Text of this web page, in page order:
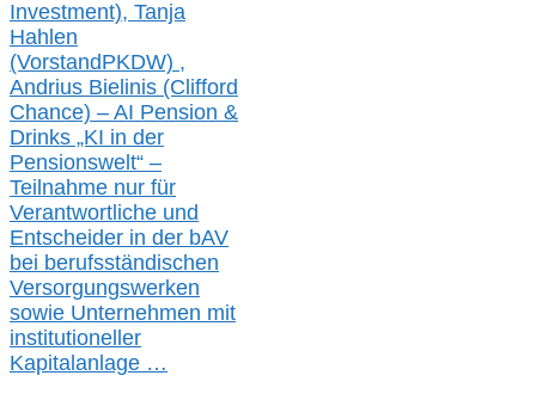
Investment), Tanja
Hahlen
(VorstandPKDW) ,
Andrius Bielinis (Clifford
Chance) – AI Pension &
Drinks „KI in der
Pensionswelt“ –
Teilnahme nur für
Verantwortliche und
Entscheider in der bAV
bei berufsständischen
Versorgungswerken
sowie Unternehmen mit
institutioneller
Kapitalanlage …